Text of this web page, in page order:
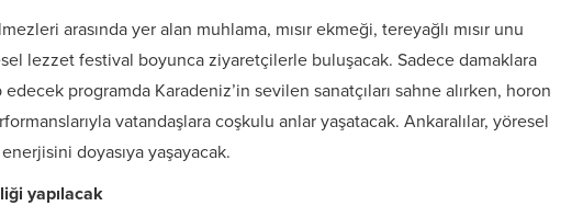
arasında yer alan muhlama, mısır ekmeği, tereyağlı mısır unu
lezzet festival boyunca ziyaretçilerle buluşacak. Sadece damaklara
programda Karadeniz’in sevilen sanatçıları sahne alırken, horon
vatandaşlara coşkulu anlar yaşatacak. Ankaralılar, yöresel
doyasıya yaşayacak.
yapılacak